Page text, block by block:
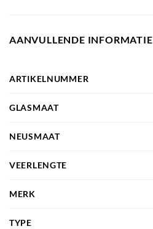
AANVULLENDE INFORMATIE
ARTIKELNUMMER
GLASMAAT
NEUSMAAT
VEERLENGTE
MERK
TYPE